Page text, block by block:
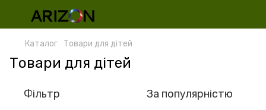
Каталог Товари для дітей
Товари для дітей
Фільтр За популярністю